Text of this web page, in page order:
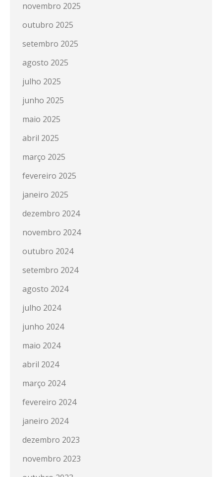
novembro 2025
outubro 2025
setembro 2025
agosto 2025
julho 2025
junho 2025
maio 2025
abril 2025
março 2025
fevereiro 2025
janeiro 2025
dezembro 2024
novembro 2024
outubro 2024
setembro 2024
agosto 2024
julho 2024
junho 2024
maio 2024
abril 2024
março 2024
fevereiro 2024
janeiro 2024
dezembro 2023
novembro 2023